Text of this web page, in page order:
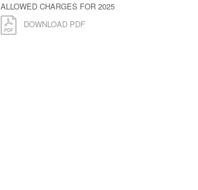
ALLOWED CHARGES FOR 2025
DOWNLOAD PDF